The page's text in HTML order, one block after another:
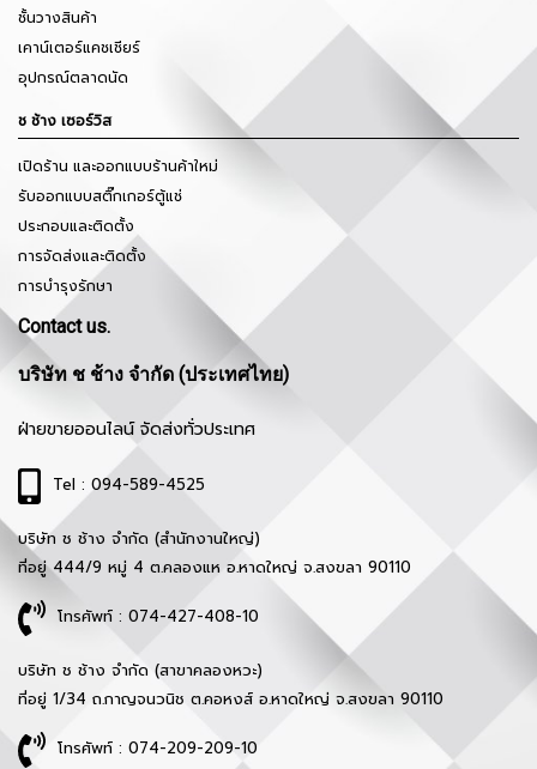
ชั้นวางสินค้า
เคาน์เตอร์แคชเชียร์
อุปกรณ์ตลาดนัด
ช ช้าง เซอร์วิส
เปิดร้าน และออกแบบร้านค้าใหม่
รับออกแบบสติ๊กเกอร์ตู้แช่
ประกอบและติดตั้ง
การจัดส่งและติดตั้ง
การบำรุงรักษา
Contact us.
บริษัท ช ช้าง จำกัด (ประเทศไทย)
ฝ่ายขายออนไลน์ จัดส่งทั่วประเทศ
Tel : 094-589-4525
บริษัท ช ช้าง จำกัด (สำนักงานใหญ่)
ที่อยู่ 444/9 หมู่ 4 ต.คลองแห อ.หาดใหญ่ จ.สงขลา 90110
โทรศัพท์ : 074-427-408-10
บริษัท ช ช้าง จำกัด (สาขาคลองหวะ)
ที่อยู่ 1/34 ถ.กาญจนวนิช ต.คอหงส์ อ.หาดใหญ่ จ.สงขลา 90110
โทรศัพท์ : 074-209-209-10